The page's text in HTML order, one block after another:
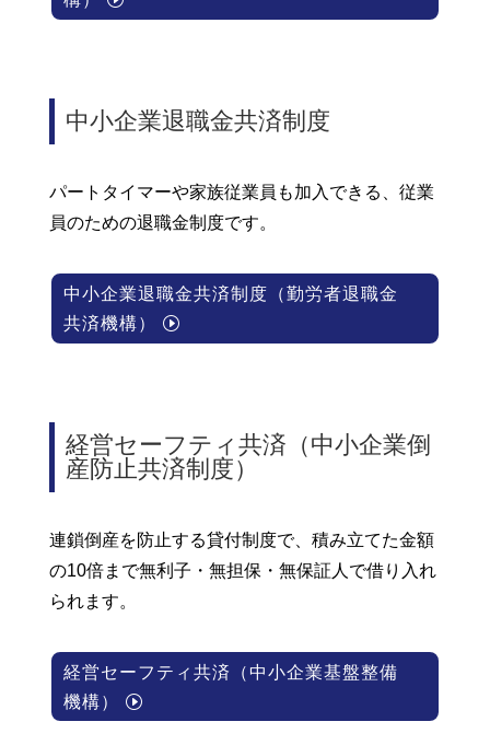
中小企業退職金共済制度
パートタイマーや家族従業員も加入できる、従業
員のための退職金制度です。
中小企業退職金共済制度（勤労者退職金
共済機構）
経営セーフティ共済（中小企業倒
産防止共済制度）
連鎖倒産を防止する貸付制度で、積み立てた金額
の10倍まで無利子・無担保・無保証人で借り入れ
られます。
経営セーフティ共済（中小企業基盤整備
機構）